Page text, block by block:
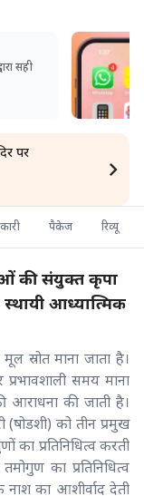
सही
पर
पैकेज रिव्यू
की संयुक्त कृपा
स्थायी आध्यात्मिक
स्रोत माना जाता है।
प्रभावशाली समय माना
की जाती है।
(षोडशी) को तीन प्रमुख
का प्रतिनिधित्व करती
का प्रतिनिधित्व
नाश का आशीर्वाद देती